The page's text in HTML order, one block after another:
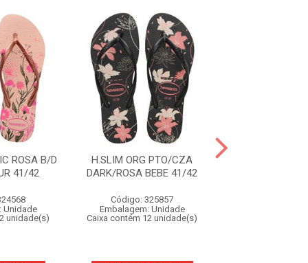
ROSA B/D
41/42
Unidade
unidade(s)
H.SLIM ORG PTO/CZA
DARK/ROSA BEBE 41/42
Código: 325857
Embalagem: Unidade
Caixa contém 12 unidade(s)